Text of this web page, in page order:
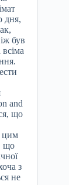
дня,
був
and
що
цим
що
з
не